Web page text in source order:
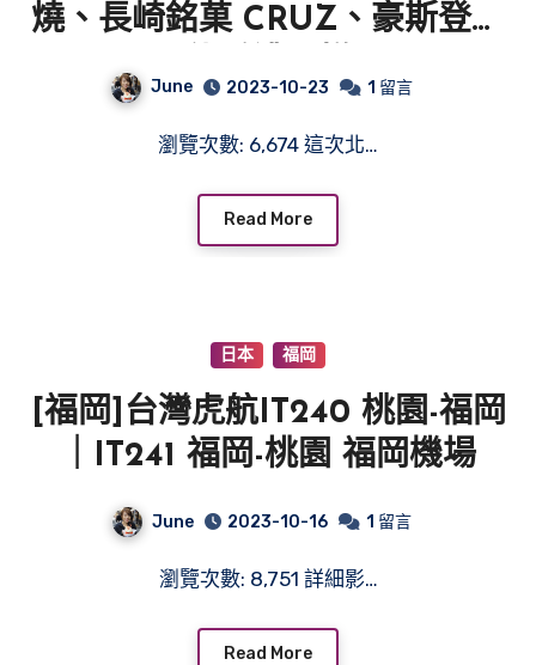
燒、長崎銘菓 CRUZ、豪斯登堡
June 2023-10-23 1 留言
瀏覽次數: 6,674 這次北…
Read More
日本 福岡
[福岡]台灣虎航IT240 桃園-福岡
｜IT241 福岡-桃園 福岡機場
June 2023-10-16 1 留言
瀏覽次數: 8,751 詳細影…
Read More